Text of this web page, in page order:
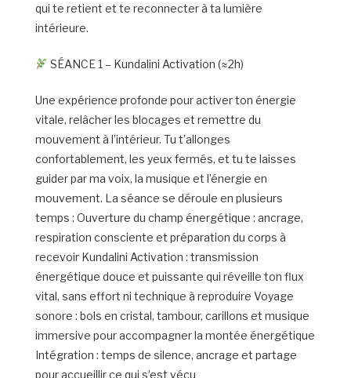
qui te retient et te reconnecter à ta lumière
intérieure.
SÉANCE 1 – Kundalini Activation (≈2h)
Une expérience profonde pour activer ton énergie
vitale, relâcher les blocages et remettre du
mouvement à l’intérieur. Tu t’allonges
confortablement, les yeux fermés, et tu te laisses
guider par ma voix, la musique et l’énergie en
mouvement. La séance se déroule en plusieurs
temps : Ouverture du champ énergétique : ancrage,
respiration consciente et préparation du corps à
recevoir Kundalini Activation : transmission
énergétique douce et puissante qui réveille ton flux
vital, sans effort ni technique à reproduire Voyage
sonore : bols en cristal, tambour, carillons et musique
immersive pour accompagner la montée énergétique
Intégration : temps de silence, ancrage et partage
pour accueillir ce qui s’est vécu